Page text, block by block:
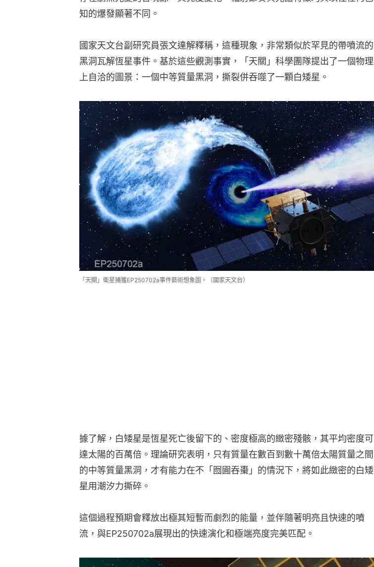
知的爆發顯著不同。
國家天文台副研究員張文達解釋稱，這種現象，非常類似於罕見的帶噴流的
黑洞瓦解恆星事件。基於這些觀測事實，「天關」科學團隊提出了一個物理
上自洽的圖景：一個中等質量黑洞，撕裂併吞噬了一顆白矮星。
「天關」衛星捕獲EP250702a事件藝術想象圖。（國家天文台）
據了解，白矮星是恆星死亡後留下的、密度極高的緻密殘骸，其平均密度可
達太陽的百萬倍。理論研究表明，只有質量在數百到數十萬倍太陽質量之間
的中等質量黑洞，才有能力在不「囫圇吞棗」的情況下，將如此緻密的白矮
星用潮汐力撕碎。
這個過程預期會釋放出極其短暫而劇烈的能量，並伴隨著明亮且快速的噴
流，與EP250702a展現出的快速演化和極端亮度完美匹配。